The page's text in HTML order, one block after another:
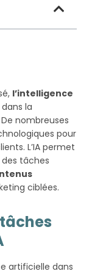
l’intelligence
la
De nombreuses
pour
L’IA permet
des tâches
ciblées.
artificielle dans